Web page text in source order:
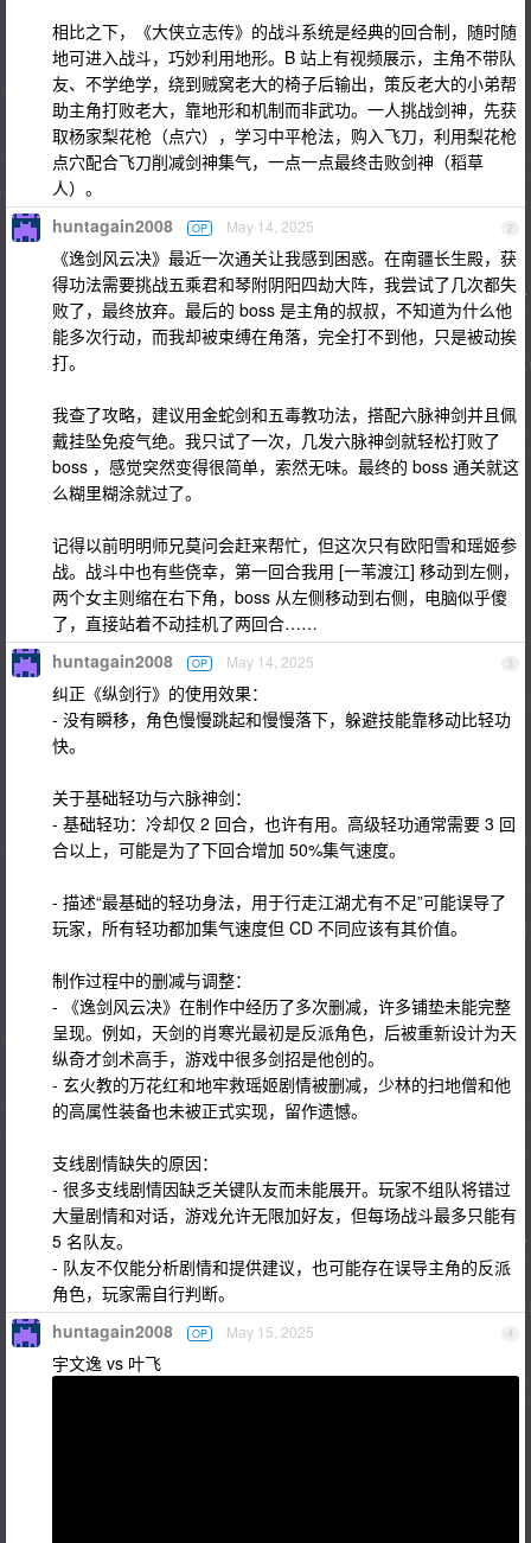
相比之下，《大侠立志传》的战斗系统是经典的回合制，随时随
地可进入战斗，巧妙利用地形。B 站上有视频展示，主角不带队
友、不学绝学，绕到贼窝老大的椅子后输出，策反老大的小弟帮
助主角打败老大，靠地形和机制而非武功。一人挑战剑神，先获
取杨家梨花枪（点穴），学习中平枪法，购入飞刀，利用梨花枪
点穴配合飞刀削减剑神集气，一点一点最终击败剑神（稻草
人）。
2
huntagain2008 OP May 14, 2025
《逸剑风云决》最近一次通关让我感到困惑。在南疆长生殿，获
得功法需要挑战五乘君和琴附阴阳四劫大阵，我尝试了几次都失
败了，最终放弃。最后的 boss 是主角的叔叔，不知道为什么他
能多次行动，而我却被束缚在角落，完全打不到他，只是被动挨
打。
我查了攻略，建议用金蛇剑和五毒教功法，搭配六脉神剑并且佩
戴挂坠免疫气绝。我只试了一次，几发六脉神剑就轻松打败了
boss ，感觉突然变得很简单，索然无味。最终的 boss 通关就这
么糊里糊涂就过了。
记得以前明明师兄莫问会赶来帮忙，但这次只有欧阳雪和瑶姬参
战。战斗中也有些侥幸，第一回合我用 [一苇渡江] 移动到左侧，
两个女主则缩在右下角，boss 从左侧移动到右侧，电脑似乎傻
了，直接站着不动挂机了两回合……
3
huntagain2008 OP May 14, 2025
纠正《纵剑行》的使用效果：
- 没有瞬移，角色慢慢跳起和慢慢落下，躲避技能靠移动比轻功
快。
关于基础轻功与六脉神剑：
- 基础轻功：冷却仅 2 回合，也许有用。高级轻功通常需要 3 回
合以上，可能是为了下回合增加 50%集气速度。
- 描述“最基础的轻功身法，用于行走江湖尤有不足”可能误导了
玩家，所有轻功都加集气速度但 CD 不同应该有其价值。
制作过程中的删减与调整：
- 《逸剑风云决》在制作中经历了多次删减，许多铺垫未能完整
呈现。例如，天剑的肖寒光最初是反派角色，后被重新设计为天
纵奇才剑术高手，游戏中很多剑招是他创的。
- 玄火教的万花红和地牢救瑶姬剧情被删减，少林的扫地僧和他
的高属性装备也未被正式实现，留作遗憾。
支线剧情缺失的原因：
- 很多支线剧情因缺乏关键队友而未能展开。玩家不组队将错过
大量剧情和对话，游戏允许无限加好友，但每场战斗最多只能有
5 名队友。
- 队友不仅能分析剧情和提供建议，也可能存在误导主角的反派
角色，玩家需自行判断。
4
huntagain2008 OP May 15, 2025
宇文逸 vs 叶飞